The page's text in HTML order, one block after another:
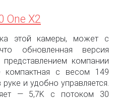
One X2
этой камеры, может с
обновленная версия
компании
с весом 149
и удобно управляется.
— 5,7K с потоком 30